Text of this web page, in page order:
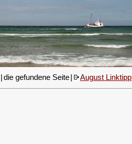
die gefundene Seite August Linktipp